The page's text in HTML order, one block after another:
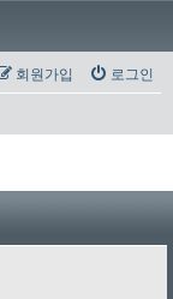
로그인
회원가입